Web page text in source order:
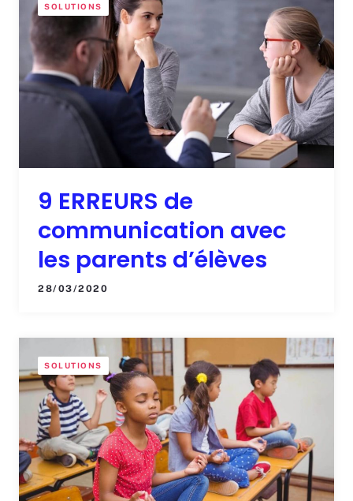
SOLUTIONS
9 ERREURS de
communication avec
les parents d’élèves
28/03/2020
SOLUTIONS